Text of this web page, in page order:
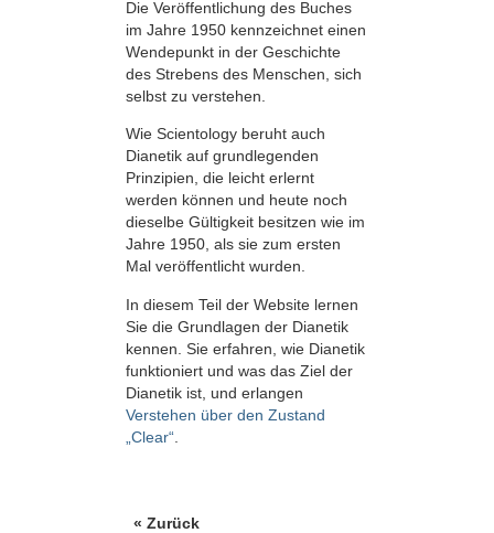
Die Veröffentlichung des Buches
im Jahre 1950 kennzeichnet einen
Wendepunkt in der Geschichte
des Strebens des Menschen, sich
selbst zu verstehen.
Wie Scientology beruht auch
Dianetik auf grundlegenden
Prinzipien, die leicht erlernt
werden können und heute noch
dieselbe Gültigkeit besitzen wie im
Jahre 1950, als sie zum ersten
Mal veröffentlicht wurden.
In diesem Teil der Website lernen
Sie die Grundlagen der Dianetik
kennen. Sie erfahren, wie Dianetik
funktioniert und was das Ziel der
Dianetik ist, und erlangen
Verstehen über den Zustand
„Clear“
« Zurück